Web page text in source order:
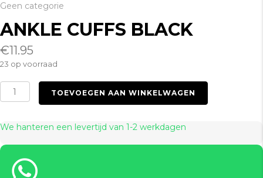
Geen categorie
ANKLE CUFFS BLACK
€11.95
23 op voorraad
Ankle
Cuffs
aantal
TOEVOEGEN AAN WINKELWAGEN
We hanteren een levertijd van 1-2 werkdagen